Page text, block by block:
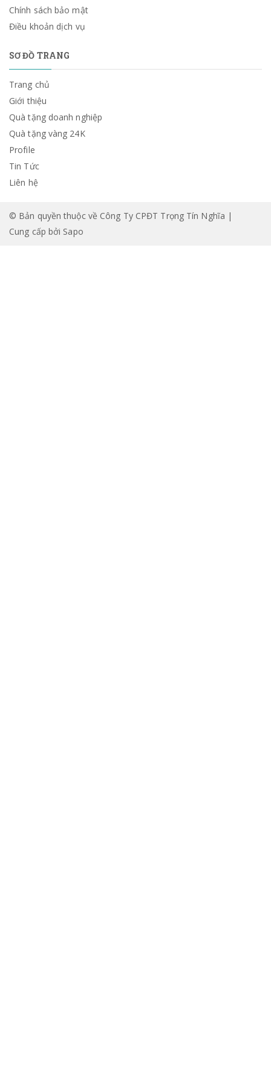
Chính sách bảo mật
Điều khoản dịch vụ
SƠ ĐỒ TRANG
Trang chủ
Giới thiệu
Quà tặng doanh nghiệp
Quà tặng vàng 24K
Profile
Tin Tức
Liên hệ
© Bản quyền thuộc về Công Ty CPĐT Trọng Tín Nghĩa |
Cung cấp bởi Sapo